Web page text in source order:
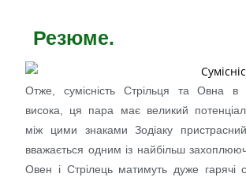
Резюме.
Отже, сумісність Стрільця та Овна в
висока, ця пара має великий
між цими знаками Зодіаку
вважається одним із найбільш
Овен і Стрілець матимуть дуже гарячі